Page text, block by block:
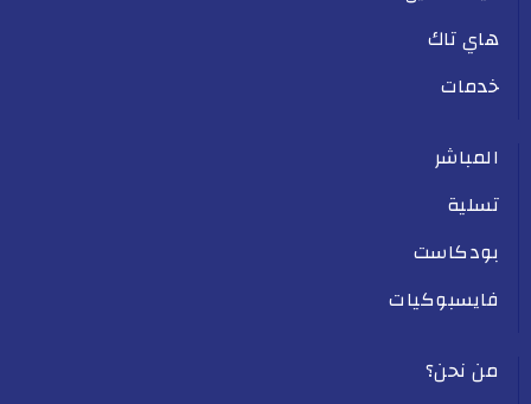
هاي تاك
خدمات
المباشر
تسلية
بودكاست
فايسبوكيات
من نحن؟